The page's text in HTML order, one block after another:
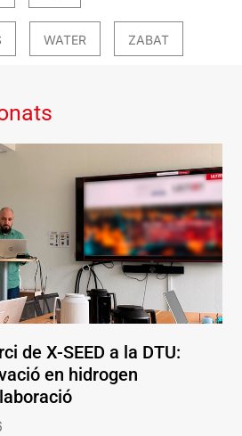
WATER ZABAT
de X-SEED a la DTU:
en hidrogen